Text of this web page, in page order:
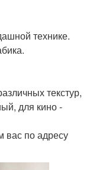
технике.
текстур,
для кино -
вас по адресу